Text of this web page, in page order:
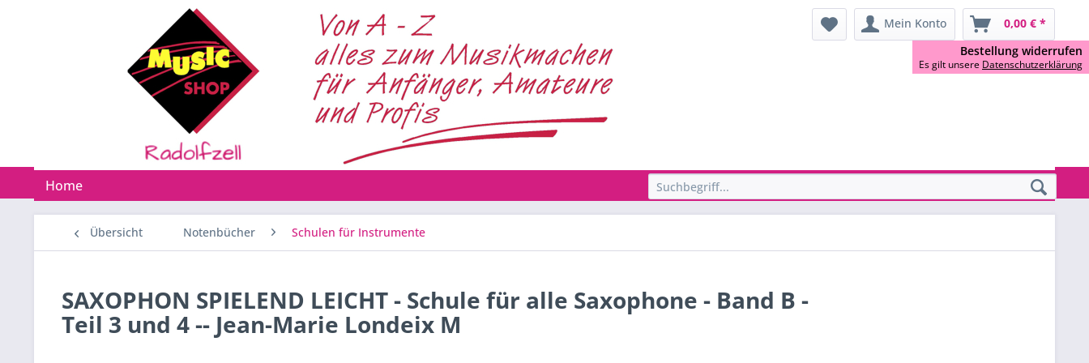
Mein Konto 0,00 € *
Home
Übersicht Notenbücher Schulen für Instrumente
SAXOPHON SPIELEND LEICHT - Schule für alle Saxophone - Band B -
Teil 3 und 4 -- Jean-Marie Londeix M
Bestellung widerrufen
Es gilt unsere Datenschutzerklärung